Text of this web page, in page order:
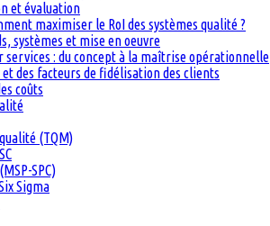
et évaluation
maximiser le RoI des systèmes qualité ?
systèmes et mise en oeuvre
services : du concept à la maîtrise opérationnelle
des facteurs de fidélisation des clients
coûts
(TQM)
SPC)
Sigma